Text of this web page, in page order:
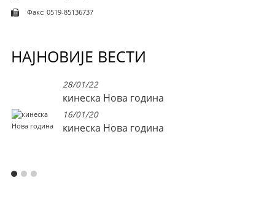
Факс: 0519-85136737
НАЈНОВИЈЕ ВЕСТИ
28/01/22
кинеска Нова година
16/01/20
кинеска Нова година